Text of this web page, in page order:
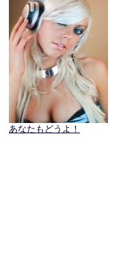
あなたもどうよ！